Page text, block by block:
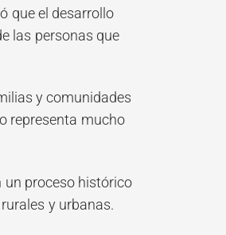
que el desarrollo
las personas que
y comunidades
representa mucho
un proceso histórico
y urbanas.